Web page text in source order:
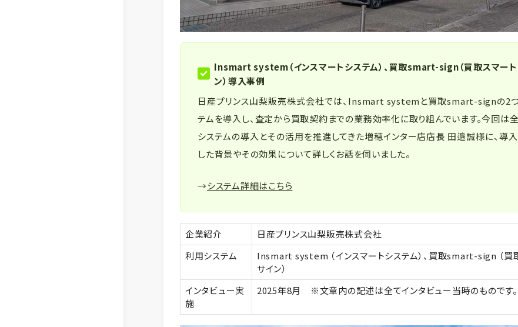
Insmart system（インスマートシステム）、買取smart-sign（買取スマー
ン）導入事例
日産プリンス山梨販売株式会社では、Insmart systemと買取smart-signの2
テムを導入し、査定から買取契約までの業務効率化に取り組んでいます。今回は
システムの導入とその活用を推進してきた増穂インター店店長 田邉誠様に、導
した背景やその効果について詳しくお話を伺いました。
→システム詳細はこちら
企業紹介
日産プリンス山梨販売株式会社
利用システム
Insmart system （インスマートシステム）、買取smart-sign （買
サイン）
インタビュー実
施
2025年8月 ※文章内の記述は全てインタビュー当時のものです。